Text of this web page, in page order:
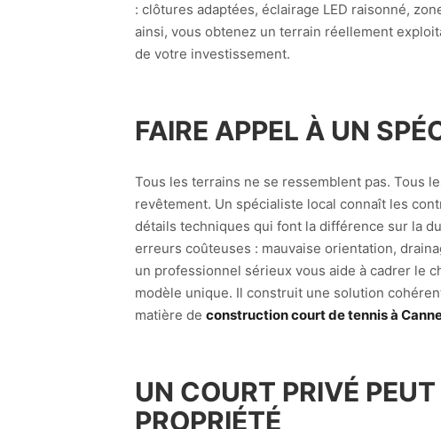
: clôtures adaptées, éclairage LED raisonné,
ainsi, vous obtenez un terrain réellement
de votre investissement.
FAIRE APPEL À UN
Tous les terrains ne se ressemblent pas. Tous
revêtement. Un spécialiste local connaît les
détails techniques qui font la différence sur la
erreurs coûteuses : mauvaise orientation,
un professionnel sérieux vous aide à cadrer le
modèle unique. Il construit une solution
matière de construction court de tennis à
UN COURT PRIVÉ
PROPRIÉTÉ